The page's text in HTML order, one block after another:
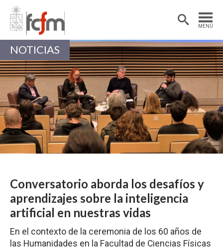
MENÚ
Estudiantes
Académicas/os
NOTICIAS
Conversatorio aborda los desafíos y
aprendizajes sobre la inteligencia
artificial en nuestras vidas
En el contexto de la ceremonia de los 60 años de
las Humanidades en la Facultad de Ciencias Físicas